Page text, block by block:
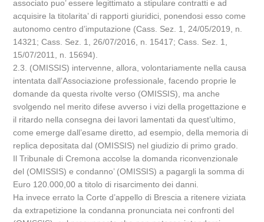
associato puo’ essere legittimato a stipulare contratti e ad
acquisire la titolarita’ di rapporti giuridici, ponendosi esso come
autonomo centro d’imputazione (Cass. Sez. 1, 24/05/2019, n.
14321; Cass. Sez. 1, 26/07/2016, n. 15417; Cass. Sez. 1,
15/07/2011, n. 15694).
2.3. (OMISSIS) intervenne, allora, volontariamente nella causa
intentata dall’Associazione professionale, facendo proprie le
domande da questa rivolte verso (OMISSIS), ma anche
svolgendo nel merito difese avverso i vizi della progettazione e
il ritardo nella consegna dei lavori lamentati da quest’ultimo,
come emerge dall’esame diretto, ad esempio, della memoria di
replica depositata dal (OMISSIS) nel giudizio di primo grado.
Il Tribunale di Cremona accolse la domanda riconvenzionale
del (OMISSIS) e condanno’ (OMISSIS) a pagargli la somma di
Euro 120.000,00 a titolo di risarcimento dei danni.
Ha invece errato la Corte d’appello di Brescia a ritenere viziata
da extrapetizione la condanna pronunciata nei confronti del